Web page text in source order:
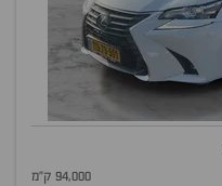
94,000 ק"מ